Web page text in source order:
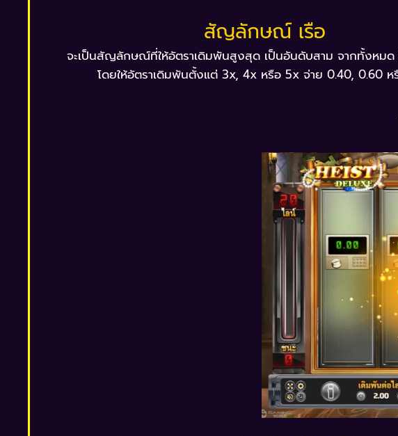
สัญลักษณ์ เรือ
จะเป็นสัญลักษณ์ที่ให้อัตราเดิมพันสูงสุด เป็นอันดับสาม จากทั้งห
โดยให้อัตราเดิมพันตั้งแต่ 3x, 4x หรือ 5x จ่าย 0.40, 0.60 ห